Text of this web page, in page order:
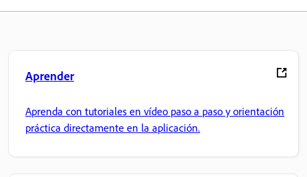
Aprender
Aprenda con tutoriales en vídeo paso a paso y orientación
práctica directamente en la aplicación.